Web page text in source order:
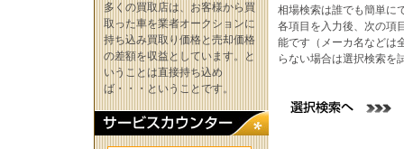
多くの買取店は、お客様から買
取った車を業者オークションに
持ち込み買取り価格と売却価格
の差額を収益としています。と
いうことは直接持ち込め
ば・・・ということです。
相場検索は誰でも簡単に
各項目を入力後、次の項
能です（メーカ名などは
らない場合は選択検索を